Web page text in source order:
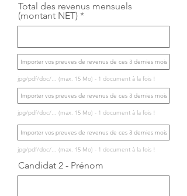
Total des revenus mensuels
(montant NET)
Importer vos preuves de revenus de ces 3 dernies mois
jpg/pdf/doc/... (max. 15 Mo) - 1 document à la fois !
Importer vos preuves de revenus de ces 3 dernies mois
jpg/pdf/doc/... (max. 15 Mo) - 1 document à la fois !
Importer vos preuves de revenus de ces 3 dernies mois
jpg/pdf/doc/... (max. 15 Mo) - 1 document à la fois !
Candidat 2 - Prénom